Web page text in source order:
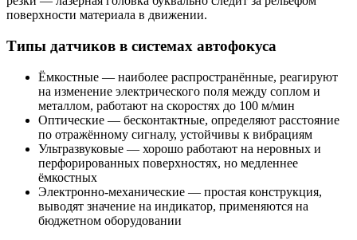
поверхности материала в движении.
Типы датчиков в системах автофокуса
Ёмкостные — наиболее распространённые, реагируют
на изменение электрического поля между соплом и
металлом, работают на скоростях до 100 м/мин
Оптические — бесконтактные, определяют расстояние
по отражённому сигналу, устойчивы к вибрациям
Ультразвуковые — хорошо работают на неровных и
перфорированных поверхностях, но медленнее
ёмкостных
Электронно-механические — простая конструкция,
выводят значение на индикатор, применяются на
бюджетном оборудовании